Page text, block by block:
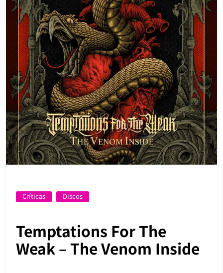
Críticas Discos
Temptations For The
Weak – The Venom Inside